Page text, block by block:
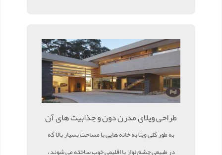
طراحی ویلای مدرن دون و جذابیت های آن
به طور کلی ویلا به خانه هایی با مساحت بسیار بالا که
در طبیعی چشم نواز با اقلیمی خوب ساخته می شوند ،